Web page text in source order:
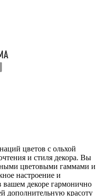
цветов с ольхой
и стиля декора. Вы
цветовыми гаммами и
настроение и
вашем декоре гармонично
дополнительную красоту